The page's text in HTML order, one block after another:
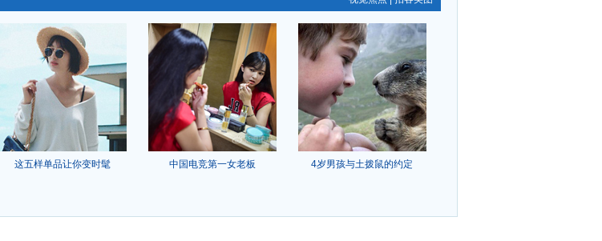
这五样单品让你变时髦 中国电竞第一女老板
4岁男孩与土拨鼠的约定